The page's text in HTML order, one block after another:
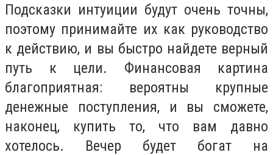
Подсказки интуиции будут очень точны,
поэтому принимайте их как руководство
к действию, и вы быстро найдете верный
путь к цели. Финансовая картина
благоприятная: вероятны крупные
денежные поступления, и вы сможете,
наконец, купить то, что вам давно
хотелось. Вечер будет богат на